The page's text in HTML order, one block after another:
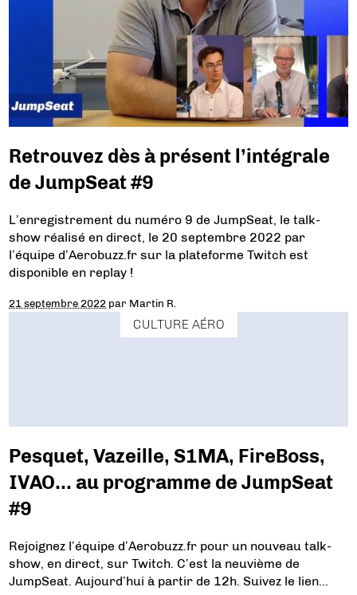
Retrouvez dès à présent l’intégrale
de JumpSeat #9
L’enregistrement du numéro 9 de JumpSeat, le talk-
show réalisé en direct, le 20 septembre 2022 par
l’équipe d’Aerobuzz.fr sur la plateforme Twitch est
disponible en replay !
21 septembre 2022 par Martin R.
CULTURE AÉRO
Pesquet, Vazeille, S1MA, FireBoss,
IVAO… au programme de JumpSeat
#9
Rejoignez l’équipe d’Aerobuzz.fr pour un nouveau talk-
show, en direct, sur Twitch. C’est la neuvième de
JumpSeat. Aujourd’hui à partir de 12h. Suivez le lien…